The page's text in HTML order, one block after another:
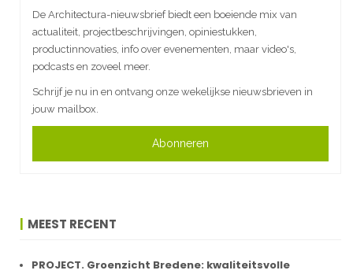
De Architectura-nieuwsbrief biedt een boeiende mix van
actualiteit, projectbeschrijvingen, opiniestukken,
productinnovaties, info over evenementen, maar video's,
podcasts en zoveel meer.
Schrijf je nu in en ontvang onze wekelijkse nieuwsbrieven in
jouw mailbox.
Abonneren
MEEST RECENT
PROJECT. Groenzicht Bredene: kwaliteitsvolle